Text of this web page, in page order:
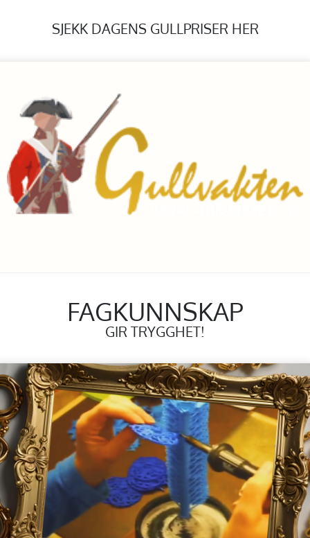
SJEKK DAGENS GULLPRISER HER
FAGKUNNSKAP
GIR TRYGGHET!